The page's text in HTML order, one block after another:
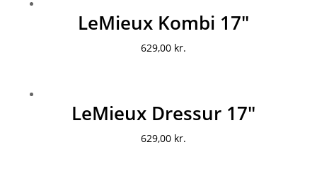
LeMieux Kombi 17″
629,00 kr.
LeMieux Dressur 17″
629,00 kr.